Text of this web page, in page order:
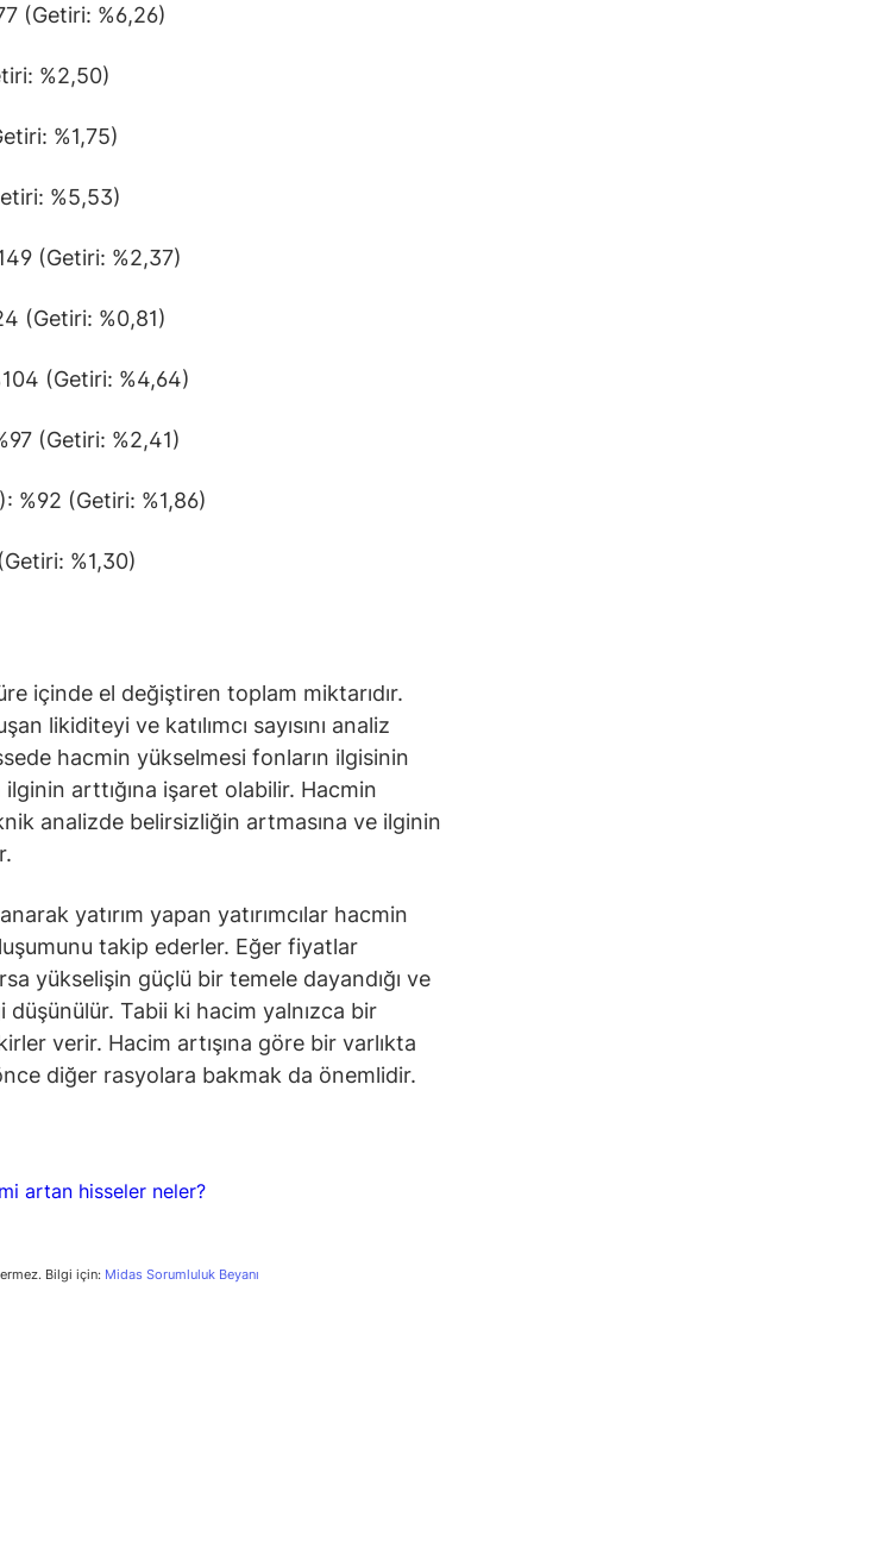
(Getiri: %6,26)
%2,50)
%1,75)
%5,53)
(Getiri: %2,37)
(Getiri: %0,81)
(Getiri: %4,64)
(Getiri: %2,41)
%92 (Getiri: %1,86)
%1,30)
içinde el değiştiren toplam miktarıdır.
likiditeyi ve katılımcı sayısını analiz
hacmin yükselmesi fonların ilgisinin
arttığına işaret olabilir. Hacmin
analizde belirsizliğin artmasına ve ilginin
yatırım yapan yatırımcılar hacmin
takip ederler. Eğer fiyatlar
yükselişin güçlü bir temele dayandığı ve
Tabii ki hacim yalnızca bir
verir. Hacim artışına göre bir varlıkta
diğer rasyolara bakmak da önemlidir.
Bilgi için: Midas Sorumluluk Beyanı